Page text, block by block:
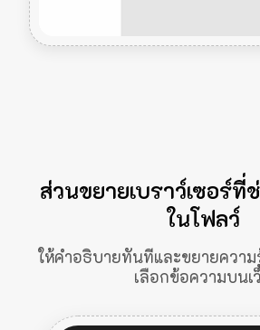
ส่วนขยายเบราว์เซอร์
ในโฟลว์
ให้คำอธิบายทันทีและขยายควา
เลือกข้อความบนเ